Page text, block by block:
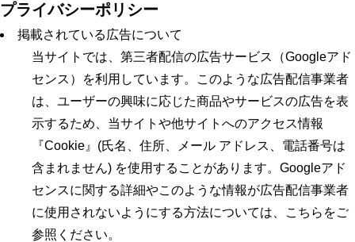
プライバシーポリシー
掲載されている広告について
当サイトでは、第三者配信の広告サービス（Googleアド
センス）を利用しています。このような広告配信事業者
は、ユーザーの興味に応じた商品やサービスの広告を表
示するため、当サイトや他サイトへのアクセス情報
『Cookie』(氏名、住所、メール アドレス、電話番号は
含まれません) を使用することがあります。Googleアド
センスに関する詳細やこのような情報が広告配信事業者
に使用されないようにする方法については、こちらをご
参照ください。